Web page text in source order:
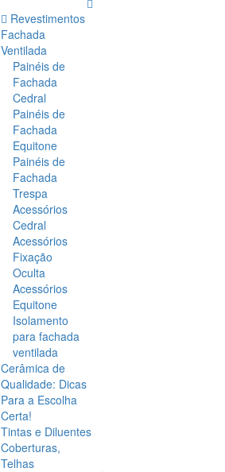
Revestimentos
Fachada
Ventilada
Painéis de
Fachada
Cedral
Painéis de
Fachada
Equitone
Painéis de
Fachada
Trespa
Acessórios
Cedral
Acessórios
Fixação
Oculta
Acessórios
Equitone
Isolamento
para fachada
ventilada
Cerâmica de
Qualidade: Dicas
Para a Escolha
Certa!
Tintas e Diluentes
Coberturas,
Telhas